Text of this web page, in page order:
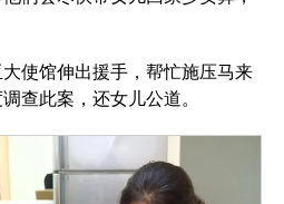
使馆伸出援手，帮忙施压马来
查此案，还女儿公道。